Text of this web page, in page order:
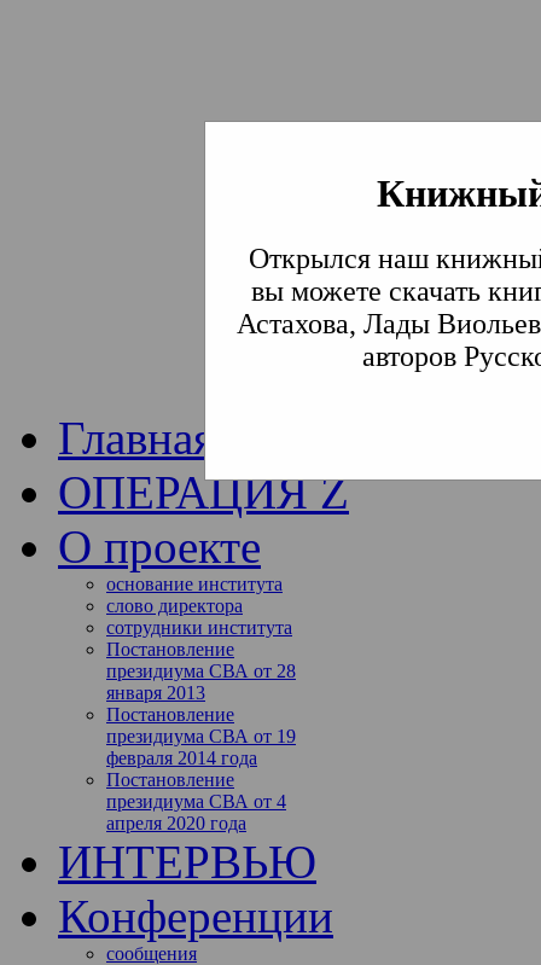
Открылся наш
вы можете скачать
Астахова, Лады
авторов
Институт
Традиции СВА
Главная
ОПЕРАЦИЯ Z
О проекте
основание института
слово директора
сотрудники института
Постановление
президиума СВА от 28
января 2013
Постановление
президиума СВА от 19
февраля 2014 года
Постановление
президиума СВА от 4
апреля 2020 года
ИНТЕРВЬЮ
Конференции
сообщения